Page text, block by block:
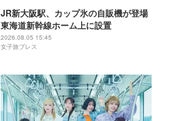
JR新大阪駅、カップ氷の自販機が登場
東海道新幹線ホーム上に設置
2026.08.05 15:45
女子旅プレス